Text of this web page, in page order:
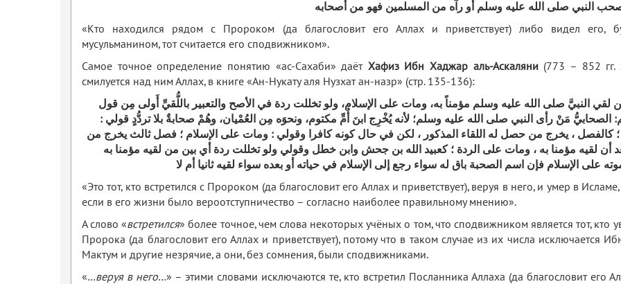
النبي صلى الله عليه وسلم أو رآه من المسلمين فهو من أصحابه
«Кто находился рядом с Пророком (да благословит его Аллах и приветствует) либо видел его,
мусульманином, тот считается его сподвижником».
Самое точное определение понятию «ас-Сахаби» даёт Хафиз Ибн Хаджар аль-Аскаляни(773 – 852 гг.
смилуется над ним Аллах, в книге «Ан-Нукату аля Нузхат ан-назр» (стр. 135-136):
لقي النبيَّ صلى الله عليه وسلم مؤمناً به، ومات على الإسلام، ولو تخللت ردة في الأصح والتعبير باللُّقيِّ أَولى مِن قول
الصحابيُّ مَنْ رأى النبي صلى الله عليه وسلم؛ لأنه يُخْرِج ابنَ أُمِّ مكتوم، ونحوَه مِن العُمْيان، وهُمْ صحابةٌ بلا تردُّدٍ قولي :
؛ كالفصل ، يخرج من حصل له اللقاء المذكور ، لكن في حال كونه كافرا
وقولي : ومات على الإسلام ؛ فصل ثالث يخرج من
أن لقيه مؤمنا به ، ومات على الردة ؛ كعبيد الله بن جحش وابن خطل وقولي ولو تخللت ردة أي بين من لقيه مؤمنا به
على الإسلام فإن اسم الصحبة باق له سواء رجع إلى الإسلام في حياته أو بعده سواء لقيه ثانيا أم لا
«Это тот, кто встретился с Пророком (да благословит его Аллах и приветствует), веруя в него, и умер в
если в его жизни было вероотступничество – согласно наиболее правильному мнению».
А слово «встретился» более точное, чем слова некоторых учёных о том, что сподвижником является тот, кто
Пророка (да благословит его Аллах и приветствует), потому что в таком случае из их числа исключается
Мактум и другие незрячие, а они, без сомнения, были сподвижниками.
«…веруя в него…» – этими словами исключаются те, кто встретил Посланника Аллаха (да благословит его